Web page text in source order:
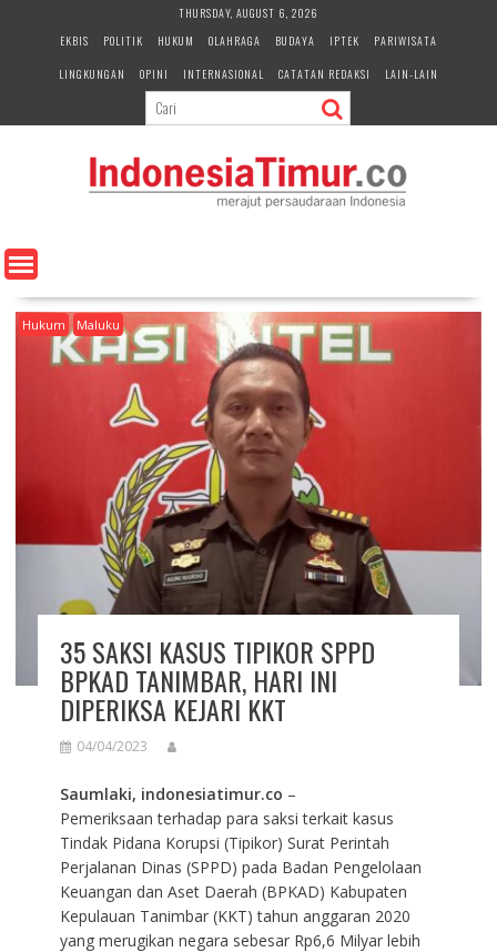
e
n
THURSDAY, AUGUST 6, 2026
EKBIS
POLITIK HUKUM OLAHRAGA BUDAYA IPTEK
PARIWISATA
LINGKUNGAN
OPINI INTERNASIONAL CATATAN REDAKSI LAIN-LAIN
Hukum Maluku
35 SAKSI KASUS TIPIKOR SPPD
BPKAD TANIMBAR, HARI INI
DIPERIKSA KEJARI KKT
04/04/2023
Saumlaki, indonesiatimur.co –
Pemeriksaan terhadap para saksi terkait kasus
Tindak Pidana Korupsi (Tipikor) Surat Perintah
Perjalanan Dinas (SPPD) pada Badan Pengelolaan
Keuangan dan Aset Daerah (BPKAD) Kabupaten
Kepulauan Tanimbar (KKT) tahun anggaran 2020
yang merugikan negara sebesar Rp6,6 Milyar lebih